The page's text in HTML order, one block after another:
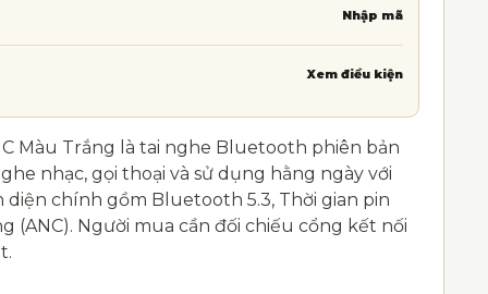
Nhập mã
Xem điều kiện
Màu Trắng là tai nghe Bluetooth phiên bản
nhạc, gọi thoại và sử dụng hằng ngày với
chính gồm Bluetooth 5.3, Thời gian pin
(ANC). Người mua cần đối chiếu cổng kết nối